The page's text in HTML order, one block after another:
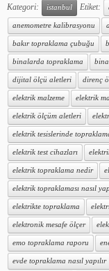
Kategori: istanbul Etiket:
anemometre kalibrasyonu
bakır topraklama çubuğu
binalarda topraklama
dijital ölçü aletleri direnç
elektrik malzeme elektrik
elektrik ölçüm aletleri
elektrik tesislerinde
elektrik test cihazları
elektrik topraklama nedir
elektrik topraklaması nasıl
elektrikte topraklama
elektronik mesafe ölçer
emo topraklama raporu
evde topraklama nasıl yapılır